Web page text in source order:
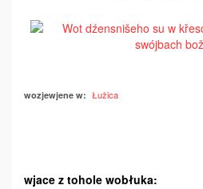
wozjewjene w: Łužica
wjace z tohole wobłuka: